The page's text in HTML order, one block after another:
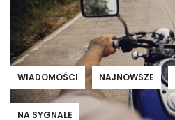
WIADOMOŚCI NAJNOWSZE
NA SYGNALE